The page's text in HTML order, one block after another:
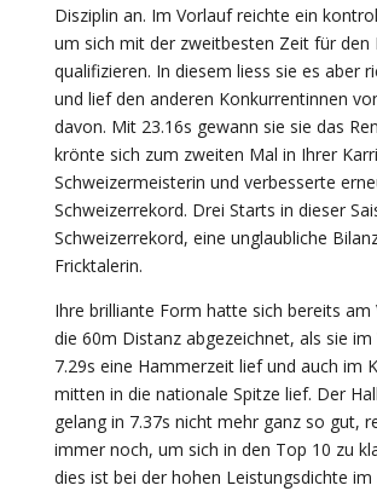
Disziplin an. Im Vorlauf reichte ein
um sich mit der zweitbesten Zeit für den
qualifizieren. In diesem liess sie es aber
und lief den anderen Konkurrentinnen
davon. Mit 23.16s gewann sie sie das
krönte sich zum zweiten Mal in Ihrer
Schweizermeisterin und verbesserte
Schweizerrekord. Drei Starts in dieser
Schweizerrekord, eine unglaubliche
Fricktalerin.
Ihre brilliante Form hatte sich bereits am
die 60m Distanz abgezeichnet, als sie
7.29s eine Hammerzeit lief und auch im
mitten in die nationale Spitze lief. Der
gelang in 7.37s nicht mehr ganz so gut,
immer noch, um sich in den Top 10 zu
dies ist bei der hohen Leistungsdichte im